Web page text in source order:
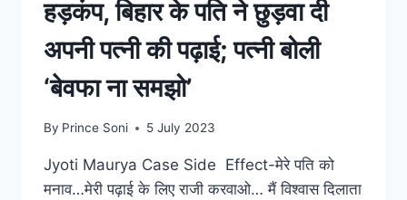
हड़कंप, बिहार के पति ने छुड़वा दी
अपनी पत्नी की पढ़ाई; पत्नी बोली
‘बेवफा ना समझो’
By Prince Soni 5 July 2023
Jyoti Maurya Case Side Effect-मेरे पति को
मनाव…मेरी पढ़ाई के लिए राजी करवाओ… मैं विश्वास दिलाता